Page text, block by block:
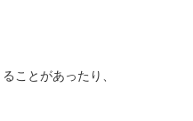
ことがあったり、